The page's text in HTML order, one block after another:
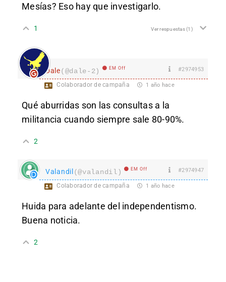
Mesías? Eso hay que investigarlo.
1 Ver respuestas(1)
Dale(@dale-2) EM Off #2974953
Colaborador de campaña 1 año hace
Qué aburridas son las consultas a la
militancia cuando siempre sale 80-90%.
2
Valandil(@valandil) EM Off #2974947
Colaborador de campaña 1 año hace
Huida para adelante del independentismo.
Buena noticia.
2